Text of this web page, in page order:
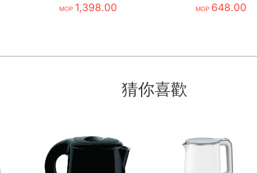
MOP 1,398.00 MOP 648.00
猜你喜歡